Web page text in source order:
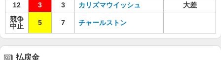
12
3 3 カリズマウイッシュ
大差
競争
中止
5 7 チャールストン
払戻金